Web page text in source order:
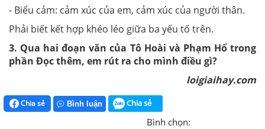
- Biểu cảm: cảm xúc của em, cảm xúc của người thân.
Phải biết kết hợp khéo léo giữa ba yếu tố trên.
3. Qua hai đoạn văn của Tô Hoài và Phạm Hổ trong
phần Đọc thêm, em rút ra cho mình điều gì?
loigiaihay.com
Chia sẻ Bình luận Chia sẻ
Bình chọn: